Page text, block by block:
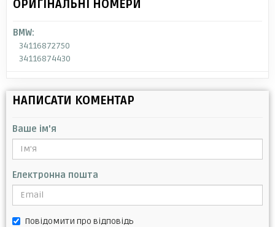
ОРИГІНАЛЬНІ НОМЕРИ
BMW:
34116872750
34116874430
НАПИСАТИ КОМЕНТАР
Ваше ім'я
Електронна пошта
Повідомити про відповідь